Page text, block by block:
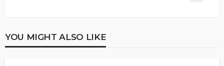
YOU MIGHT ALSO LIKE